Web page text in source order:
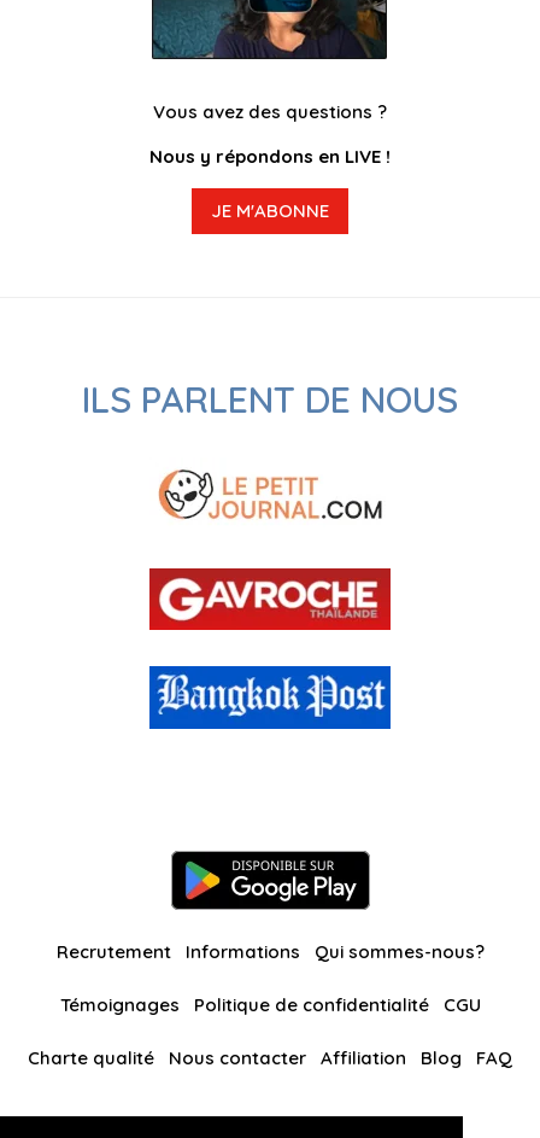
Vous avez des questions ?
Nous y répondons en LIVE !
JE M'ABONNE
ILS PARLENT DE NOUS
Recrutement Informations Qui sommes-nous?
Témoignages Politique de confidentialité CGU
Charte qualité Nous contacter Affiliation Blog FAQ